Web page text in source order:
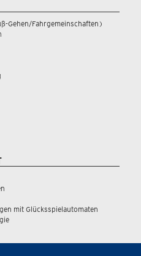
Gehen/Fahrgemeinschaften)
mit Glücksspielautomaten